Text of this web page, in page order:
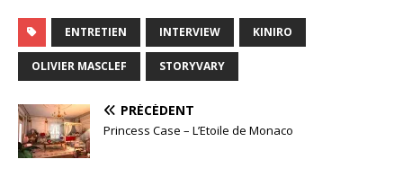
ENTRETIEN INTERVIEW KINIRO
OLIVIER MASCLEF STORYVARY
PRÉCÉDENT
Princess Case – L’Etoile de Monaco